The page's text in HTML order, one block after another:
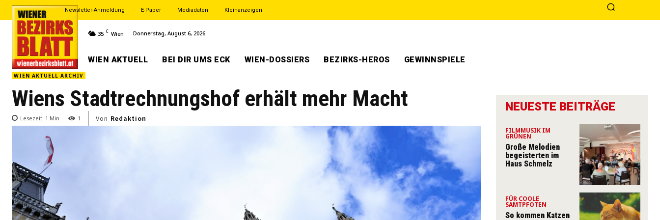
Newsletter-Anmeldung E-Paper Mediadaten Kleinanzeigen
35 C Wien Donnerstag, August 6, 2026
WIEN AKTUELL BEI DIR UMS ECK WIEN-DOSSIERS BEZIRKS-HEROS GEWINNSPIELE
WIEN AKTUELL ARCHIV
Wiens Stadtrechnungshof erhält mehr Macht
Lesezeit: 1 Min. 1 Von Redaktion
NEUESTE BEITRÄGE
FILMMUSIK IM
GRÜNEN
Große Melodien
begeisterten im
Haus Schmelz
FÜR COOLE
SAMTPFOTEN
So kommen Katzen